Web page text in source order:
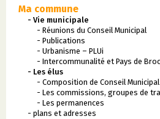
Ma commune
- Vie municipale
- Réunions du Conseil Municipal
- Publications
- Urbanisme – PLUi
- Intercommunalité et Pays de
- Les élus
- Composition de Conseil Municipal
- Les commissions, groupes de
- Les permanences
- plans et adresses